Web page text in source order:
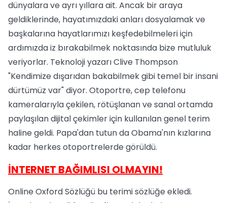
dünyalara ve ayrı yıllara ait. Ancak bir araya
geldiklerinde, hayatımızdaki anları dosyalamak ve
başkalarına hayatlarımızı keşfedebilmeleri için
ardımızda iz bırakabilmek noktasında bize mutluluk
veriyorlar. Teknoloji yazarı Clive Thompson
"Kendimize dışarıdan bakabilmek gibi temel bir insani
dürtümüz var" diyor. Otoportre, cep telefonu
kameralarıyla çekilen, rötüşlanan ve sanal ortamda
paylaşılan dijital çekimler için kullanılan genel terim
haline geldi. Papa'dan tutun da Obama'nın kızlarına
kadar herkes otoportrelerde görüldü.
İNTERNET BAĞIMLISI OLMAYIN!
Online Oxford Sözlüğü bu terimi sözlüğe ekledi.